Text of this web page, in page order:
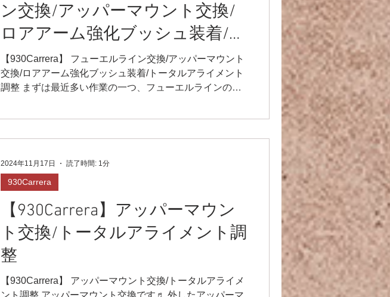
ン交換/アッパーマウント交換/
ロアアーム強化ブッシュ装着/ト
ータルアライメント調整
【930Carrera】 フューエルライン交換/アッパーマウント
交換/ロアアーム強化ブッシュ装着/トータルアライメント
調整 まずは最近多い作業の一つ、フューエルラインの交
【930Carrera】アッパーマウン
ト交換/トータルアライメント調
整
【930Carrera】 アッパーマウント交換/トータルアライメ
ント調整 アッパーマウント交換です♬ 外したアッパーマ
930Carrera
2024年11月17日 読了時間: 1分